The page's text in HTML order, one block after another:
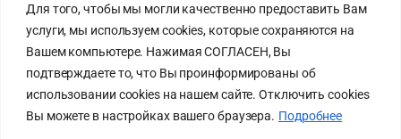
Для того, чтобы мы могли качественно предоставить Вам
услуги, мы используем cookies, которые сохраняются на
Вашем компьютере. Нажимая СОГЛАСЕН, Вы
подтверждаете то, что Вы проинформированы об
использовании cookies на нашем сайте. Отключить cookies
Вы можете в настройках вашего браузера. Подробнее
Карта сайта
конфиденциальности
Лицей на bus.gov.ru
Cхема
проезда
безопасного